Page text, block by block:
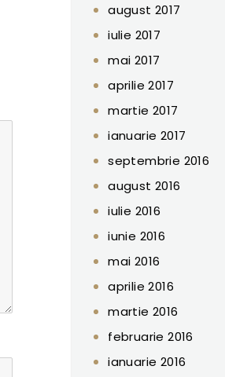
august 2017
iulie 2017
mai 2017
aprilie 2017
martie 2017
ianuarie 2017
septembrie 2016
august 2016
iulie 2016
iunie 2016
mai 2016
aprilie 2016
martie 2016
februarie 2016
ianuarie 2016